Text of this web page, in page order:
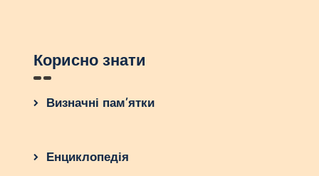
Корисно знати
Визначні пам’ятки
Енциклопедія